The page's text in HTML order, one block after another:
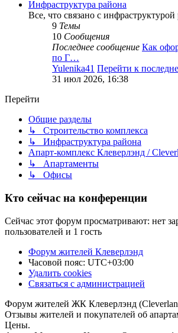
Инфраструктура района
Все, что связано с
9 Темы
10 Сообщения
Последнее сообщение Как
по Г…
Yulenika41 Перейти к
31 июл 2026, 16:38
Перейти
Общие разделы
↳ Строительство комплекса
↳ Инфраструктура района
Апарт-комплекс Клеверлэнд /
↳ Апартаменты
↳ Офисы
Кто сейчас на конференции
Сейчас этот форум просматривают: нет
пользователей и 1 гость
Форум жителей Клеверлэнд
Часовой пояс: UTC+03:00
Удалить cookies
Связаться с администрацией
Форум жителей ЖК Клеверлэнд
Отзывы жителей и покупателей об
Цены.